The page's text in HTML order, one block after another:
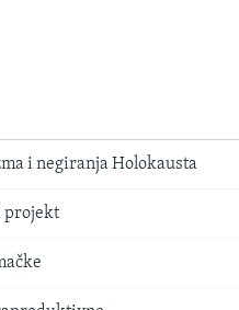
i negiranja Holokausta
projekt